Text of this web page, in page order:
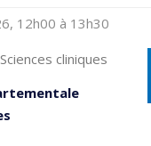
12h00 à 13h30
cliniques